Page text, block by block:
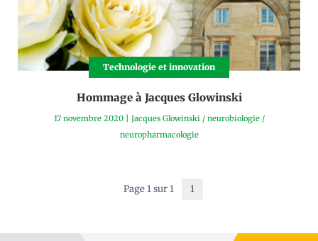
Technologie et innovation
Hommage à Jacques Glowinski
17 novembre 2020| Jacques Glowinski / neurobiologie/
neuropharmacologie
Page 1 sur 1 1